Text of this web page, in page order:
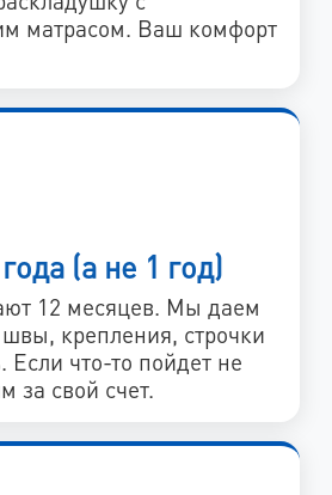
матрасом. Ваш комфорт
(а не 1 год)
12 месяцев. Мы даем
крепления, строчки
Если что-то пойдет не
за свой счет.